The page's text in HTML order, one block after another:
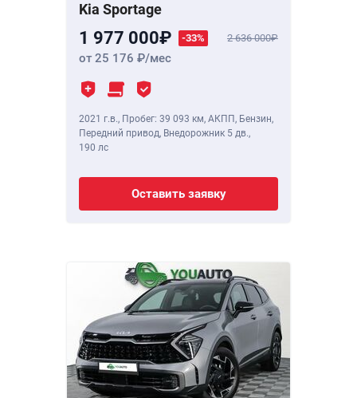
Kia Sportage
1 977 000 -33% 2 636 000
от 25 176 /мес
2021 г.в., Пробег: 39 093 км, АКПП, Бензин,
Передний привод, Внедорожник 5 дв.,
190 лс
Оставить заявку